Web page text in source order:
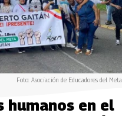
Foto: Asociación de Educadores del Meta
humanos en el